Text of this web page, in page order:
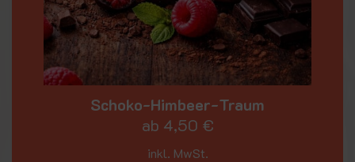
Schoko-Himbeer-Traum
ab 4,50 €
inkl. MwSt.